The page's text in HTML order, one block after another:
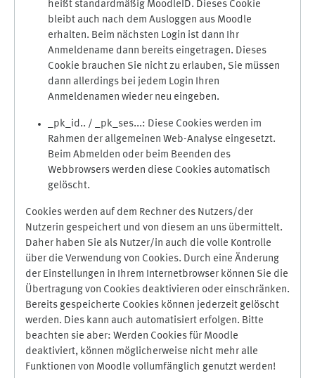
heißt standardmäßig MoodleID. Dieses Cookie
bleibt auch nach dem Ausloggen aus Moodle
erhalten. Beim nächsten Login ist dann Ihr
Anmeldename dann bereits eingetragen. Dieses
Cookie brauchen Sie nicht zu erlauben, Sie müssen
dann allerdings bei jedem Login Ihren
Anmeldenamen wieder neu eingeben.
_pk_id.. / _pk_ses...: Diese Cookies werden im
Rahmen der allgemeinen Web-Analyse eingesetzt.
Beim Abmelden oder beim Beenden des
Webbrowsers werden diese Cookies automatisch
gelöscht.
Cookies werden auf dem Rechner des Nutzers/der
Nutzerin gespeichert und von diesem an uns übermittelt.
Daher haben Sie als Nutzer/in auch die volle Kontrolle
über die Verwendung von Cookies. Durch eine Änderung
der Einstellungen in Ihrem Internetbrowser können Sie die
Übertragung von Cookies deaktivieren oder einschränken.
Bereits gespeicherte Cookies können jederzeit gelöscht
werden. Dies kann auch automatisiert erfolgen. Bitte
beachten sie aber: Werden Cookies für Moodle
deaktiviert, können möglicherweise nicht mehr alle
Funktionen von Moodle vollumfänglich genutzt werden!